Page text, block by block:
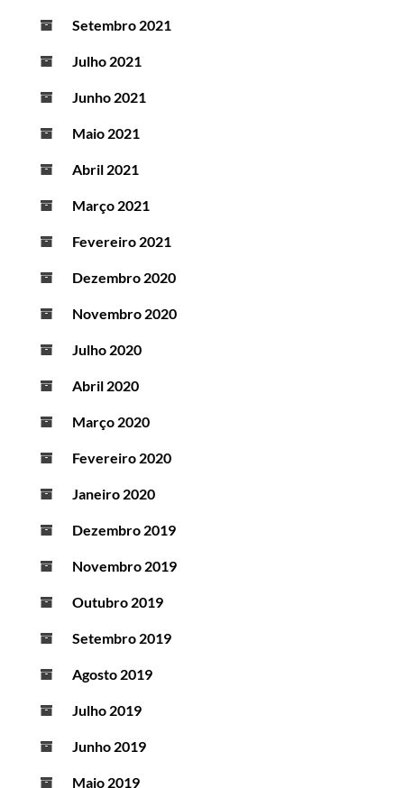
Setembro 2021
Julho 2021
Junho 2021
Maio 2021
Abril 2021
Março 2021
Fevereiro 2021
Dezembro 2020
Novembro 2020
Julho 2020
Abril 2020
Março 2020
Fevereiro 2020
Janeiro 2020
Dezembro 2019
Novembro 2019
Outubro 2019
Setembro 2019
Agosto 2019
Julho 2019
Junho 2019
Maio 2019